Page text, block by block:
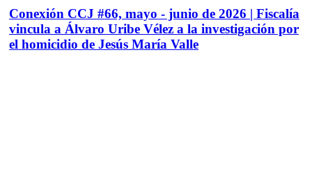
Conexión CCJ #66, mayo - junio de 2026 | Fiscalía
vincula a Álvaro Uribe Vélez a la investigación por
el homicidio de Jesús María Valle